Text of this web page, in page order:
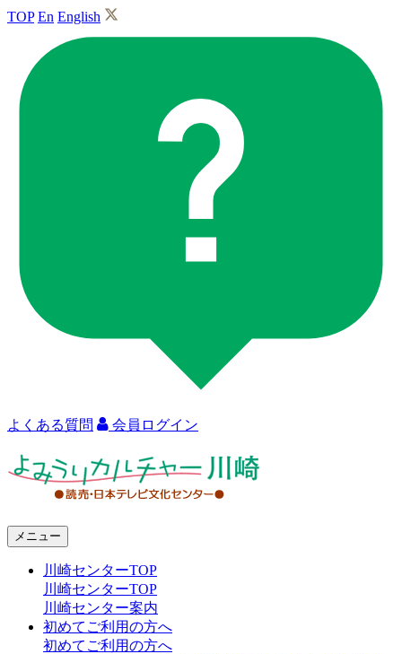
TOP En English
よくある質問 会員ログイン
メニュー
川崎センターTOP
川崎センターTOP
川崎センター案内
初めてご利用の方へ
初めてご利用の方へ